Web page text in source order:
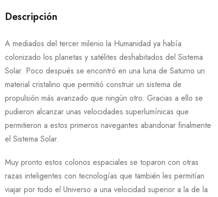
Descripción
A mediados del tercer milenio la Humanidad ya había
colonizado los planetas y satélites deshabitados del Sistema
Solar. Poco después se encontró en una luna de Saturno un
material cristalino que permitió construir un sistema de
propulsión más avanzado que ningún otro. Gracias a ello se
pudieron alcanzar unas velocidades superlumínicas que
permitieron a estos primeros navegantes abandonar finalmente
el Sistema Solar.
Muy pronto estos colonos espaciales se toparon con otras
razas inteligentes con tecnologías que también les permitían
viajar por todo el Universo a una velocidad superior a la de la